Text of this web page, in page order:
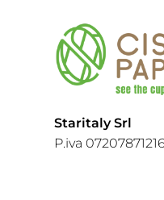
Staritaly Srl
P.iva 07207871216